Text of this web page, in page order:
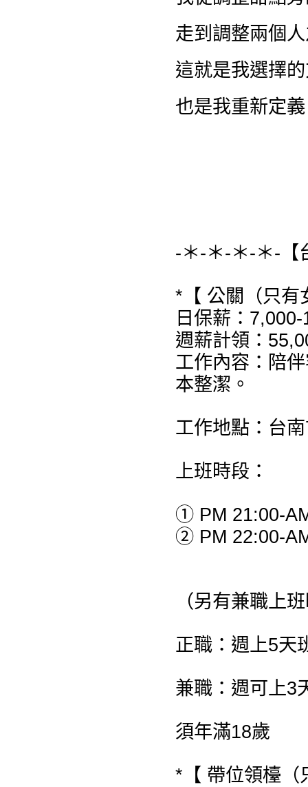
走到調整兩個
這就是我選擇
也是我重新定
-＊-＊-＊-＊-【
*【 公關（只有
日保薪：
週薪計領：
工作內容：陪
本整潔。
工作地點：台
上班時段：
① PM 21:00-
② PM 22:00-
（另有兼職上
正職：週上5天
兼職：週可上3
須年滿18歲
*【 帶位領檯（